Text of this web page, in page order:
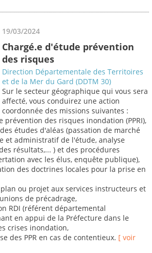
19/03/2024
Chargé.e d'étude prévention
des risques
Direction Départementale des Territoires
et de la Mer du Gard (DDTM 30)
Sur le secteur géographique qui vous sera
affecté, vous conduirez une action
coordonnée des missions suivantes :
prévention des risques inondation (PPRI),
études d'aléas (passation de marché
et administratif de l'étude, analyse
résultats,... ) et des procédures
avec les élus, enquête publique),
des doctrines locales pour la prise en
ou projet aux services instructeurs et
de précadrage,
RDI (référent départemental
en appui de la Préfecture dans le
crises inondation,
des PPR en cas de contentieux. [ voir